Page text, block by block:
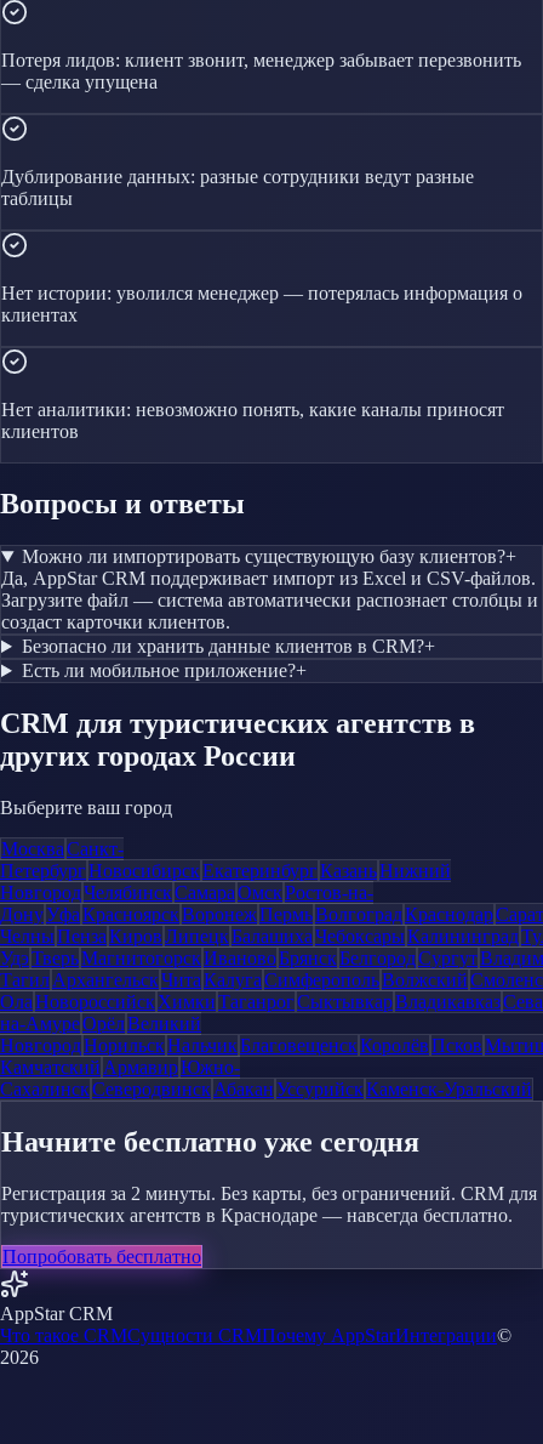
Потеря лидов: клиент звонит, менеджер забывает перезвонить
— сделка упущена
Дублирование данных: разные сотрудники ведут разные
таблицы
Нет истории: уволился менеджер — потерялась информация о
клиентах
Нет аналитики: невозможно понять, какие каналы приносят
клиентов
Вопросы и ответы
Можно ли импортировать существующую базу клиентов?+
Да, AppStar CRM поддерживает импорт из Excel и CSV-файлов.
Загрузите файл — система автоматически распознает столбцы и
создаст карточки клиентов.
Безопасно ли хранить данные клиентов в CRM?+
Есть ли мобильное приложение?+
CRM для туристических агентств в
других городах России
Выберите ваш город
МоскваСанкт-
ПетербургНовосибирскЕкатеринбургКазаньНижний
НовгородЧелябинскСамараОмскРостов-на-
ДонуУфаКрасноярскВоронежПермьВолгоградКраснодар
ЧелныПензаКировЛипецкБалашихаЧебоксарыКалининград
УдэТверьМагнитогорскИвановоБрянскБелгородСургут
ТагилАрхангельскЧитаКалугаСимферопольВолжский
ОлаНовороссийскХимкиТаганрогСыктывкарВладикавказ
на-АмуреОрёлВеликий
НовгородНорильскНальчикБлаговещенскКоролёвПсков
Камчатский АрмавирЮжно-
СахалинскСеверодвинскАбаканУссурийскКаменск-Уральский
Начните бесплатно уже сегодня
Регистрация за 2 минуты. Без карты, без ограничений. CRM для
туристических агентств в Краснодаре — навсегда бесплатно.
Попробовать бесплатно
AppStar CRM
Что такое CRMСущности CRMПочему AppStarИнтеграции©
2026